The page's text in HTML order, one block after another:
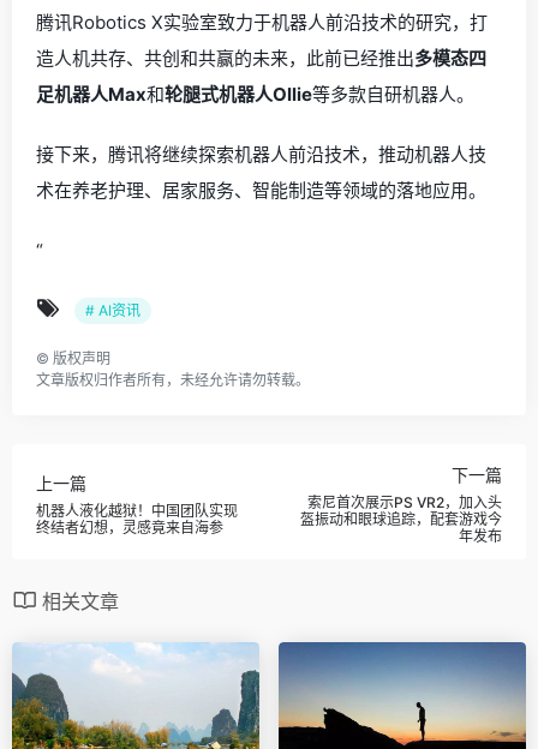
腾讯Robotics X实验室致力于机器人前沿技术的研究，打
造人机共存、共创和共赢的未来，此前已经推出多模态四
足机器人Max和轮腿式机器人Ollie等多款自研机器人。
接下来，腾讯将继续探索机器人前沿技术，推动机器人技
术在养老护理、居家服务、智能制造等领域的落地应用。
“
# AI资讯
© 版权声明
文章版权归作者所有，未经允许请勿转载。
上一篇
机器人液化越狱！中国团队实现
终结者幻想，灵感竟来自海参
下一篇
索尼首次展示PS VR2，加入头
盔振动和眼球追踪，配套游戏今
年发布
相关文章